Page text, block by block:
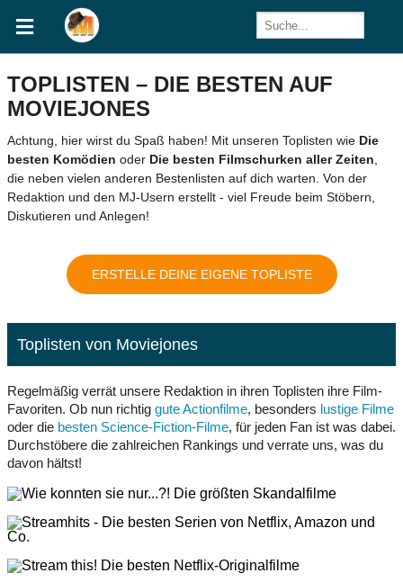
TOPLISTEN – DIE BESTEN AUF
MOVIEJONES
Achtung, hier wirst du Spaß haben! Mit unseren Toplisten wie Die
besten Komödien oder Die besten Filmschurken aller Zeiten,
die neben vielen anderen Bestenlisten auf dich warten. Von der
Redaktion und den MJ-Usern erstellt - viel Freude beim Stöbern,
Diskutieren und Anlegen!
ERSTELLE DEINE EIGENE TOPLISTE
Toplisten von Moviejones
Regelmäßig verrät unsere Redaktion in ihren Toplisten ihre Film-
Favoriten. Ob nun richtig gute Actionfilme, besonders lustige Filme
oder die besten Science-Fiction-Filme, für jeden Fan ist was dabei.
Durchstöbere die zahlreichen Rankings und verrate uns, was du
davon hältst!